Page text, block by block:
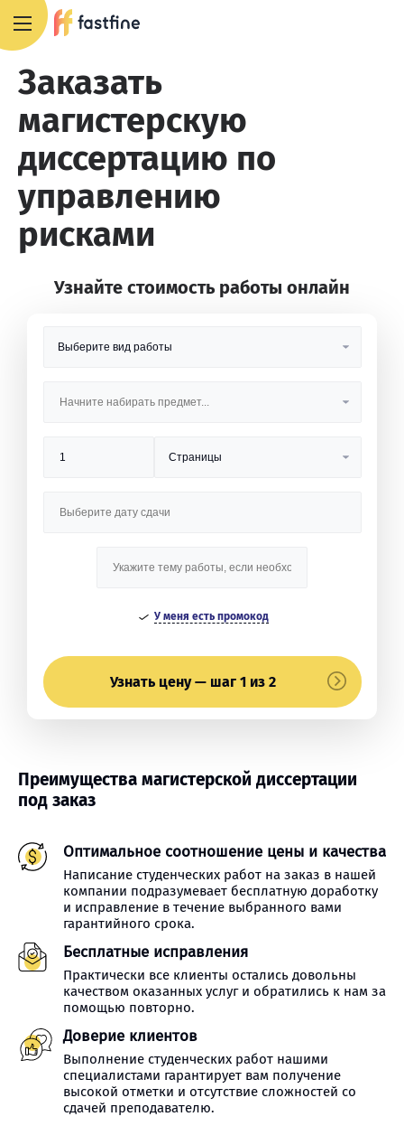
Заказать
магистерскую
диссертацию по
управлению
рисками
Узнайте стоимость работы онлайн
У меня есть промокод
Узнать цену — шаг 1 из 2
Преимущества магистерской диссертации
под заказ
Оптимальное соотношение цены и качества
Написание студенческих работ на заказ в нашей
компании подразумевает бесплатную доработку
и исправление в течение выбранного вами
гарантийного срока.
Бесплатные исправления
Практически все клиенты остались довольны
качеством оказанных услуг и обратились к нам за
помощью повторно.
Доверие клиентов
Выполнение студенческих работ нашими
специалистами гарантирует вам получение
высокой отметки и отсутствие сложностей со
сдачей преподавателю.